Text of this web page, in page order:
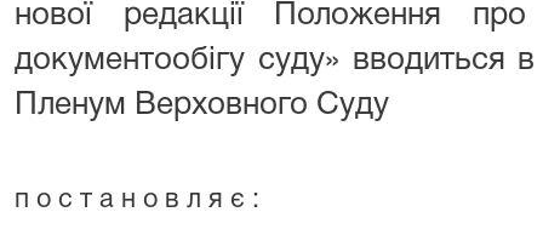
нової редакції Положення про
документообігу суду» вводиться
Пленум Верховного Суду
п о с т а н о в л я є :